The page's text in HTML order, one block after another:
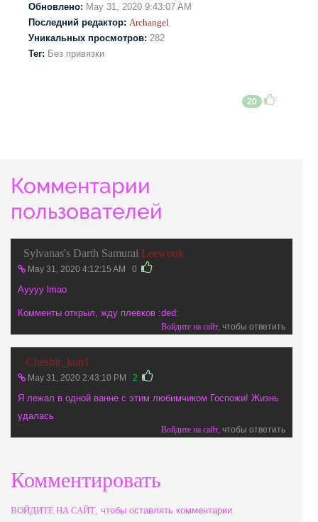
Обновлено: May 31, 2020 9:43:07 AM
Последний редактор: Archangel
Уникальных просмотров: 282
Тег: Без привязки
20
Комментарии
пользователей
Sylvanas's Darth Samurai Leewook
May 31, 2020 4:12:15 AM 0
Ayyyy lmao
Комменты открыл, жду плевков :ded:
Войдите на сайт , чтобы ответить
Cheshir_kun1
May 31, 2020 2:43:10 PM 2
Я лежал в одной ванне с этим любимчиком Госпожи! Жизнь
удалась
Войдите на сайт , чтобы ответить
Комментировать
ВОЙДИТЕ НА САЙТ , чтобы оставлять комментарии.